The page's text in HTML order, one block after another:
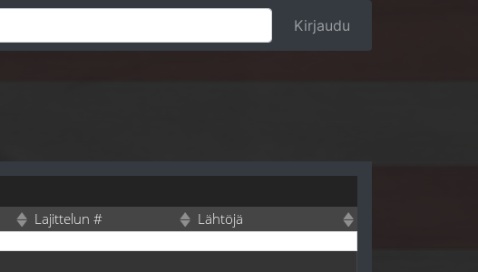
Kirjaudu
Lajittelun # Lähtöjä